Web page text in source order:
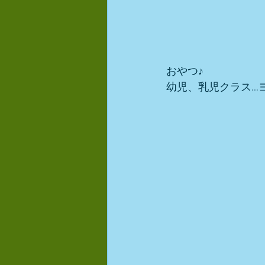
おやつ♪
幼児、乳児クラス…